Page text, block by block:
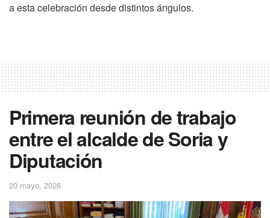
a esta celebración desde distintos ángulos.
Primera reunión de trabajo
entre el alcalde de Soria y
Diputación
20 mayo, 2026